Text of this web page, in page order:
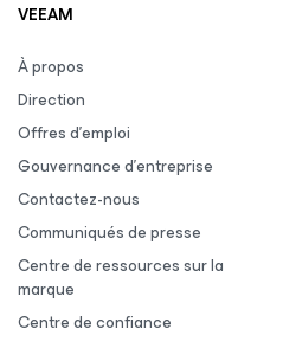
VEEAM
À propos
Direction
Offres d’emploi
Gouvernance d’entreprise
Contactez-nous
Communiqués de presse
Centre de ressources sur la
marque
Centre de confiance